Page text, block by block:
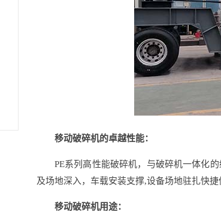
移动破碎机的卓越性能：
PE系列高性能破碎机，与破碎机一体化
及场地深入，车载安装支撑,设备场地驻扎快
移动破碎机用途：